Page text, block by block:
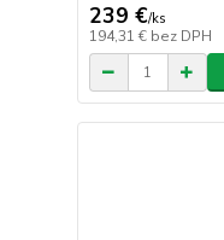
239 €/ks
194,31 € bez DPH